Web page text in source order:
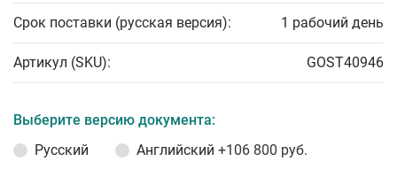
Срок поставки (русская версия): 1 рабочий день
Артикул (SKU): GOST40946
Выберите версию документа:
Русский
Английский +106 800 руб.